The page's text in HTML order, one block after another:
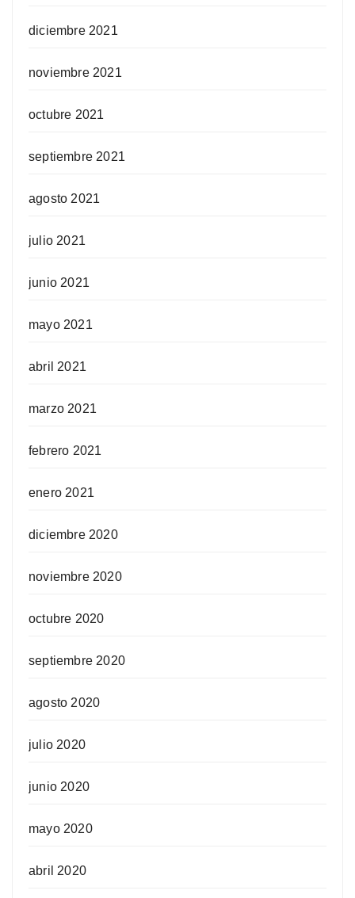
diciembre 2021
noviembre 2021
octubre 2021
septiembre 2021
agosto 2021
julio 2021
junio 2021
mayo 2021
abril 2021
marzo 2021
febrero 2021
enero 2021
diciembre 2020
noviembre 2020
octubre 2020
septiembre 2020
agosto 2020
julio 2020
junio 2020
mayo 2020
abril 2020